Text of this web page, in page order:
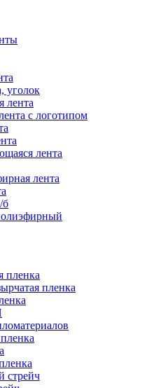
уголок
лента
с логотипом
лента
лента
б
пленка
пленка
стрейч